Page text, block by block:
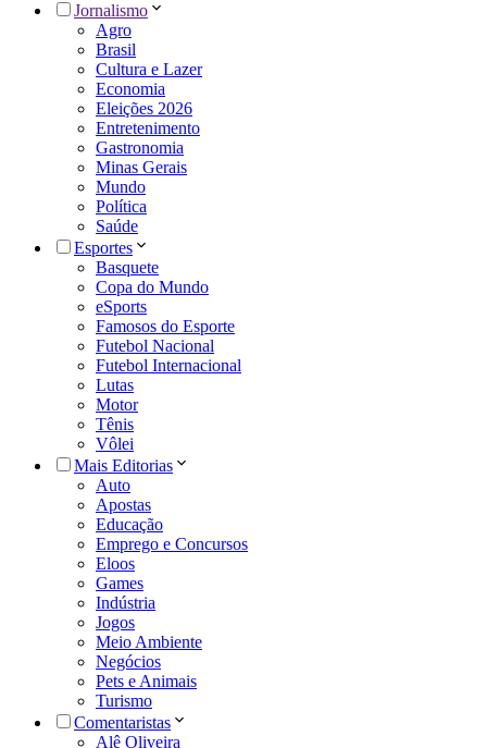
Jornalismo
Agro
Brasil
Cultura e Lazer
Economia
Eleições 2026
Entretenimento
Gastronomia
Minas Gerais
Mundo
Política
Saúde
Esportes
Basquete
Copa do Mundo
eSports
Famosos do Esporte
Futebol Nacional
Futebol Internacional
Lutas
Motor
Tênis
Vôlei
Mais Editorias
Auto
Apostas
Educação
Emprego e Concursos
Eloos
Games
Indústria
Jogos
Meio Ambiente
Negócios
Pets e Animais
Turismo
Comentaristas
Alê Oliveira